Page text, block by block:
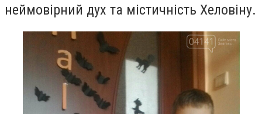
неймовірний дух та містичність Хеловіну.